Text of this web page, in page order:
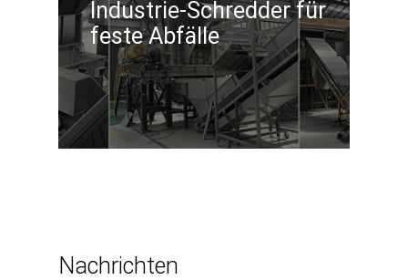
Industrie-Schredder für
feste Abfälle
Nachrichten